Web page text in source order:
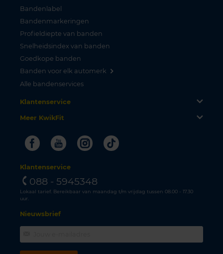
Bandenlabel
Bandenmarkeringen
Profieldiepte van banden
Snelheidsindex van banden
Goedkope banden
Banden voor elk automerk
Alle bandenservices
Klantenservice
Meer KwikFit
FacebookYoutubeInstagram
Tiktok
Klantenservice
088 - 5945348
Lokaal tarief. Bereikbaar van maandag t/m vrijdag tussen 08.00 - 17.30
uur.
Nieuwsbrief